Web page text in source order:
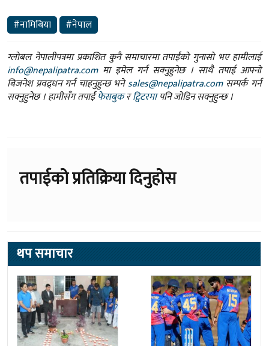
#नामिबिया
#नेपाल
ग्लोबल नेपालीपत्रमा प्रकाशित कुनै समाचारमा तपाईंको गुनासो भए हामीलाई
info@nepalipatra.comमा इमेल गर्न सक्नुहुनेछ । साथै तपाई आफ्नो
बिजनेश प्रवद्र्धन गर्न चाहनुहुन्छ भनेsales@nepalipatra.comसम्पर्क गर्न
सक्नुहुनेछ । हामीसँग तपाईंफेसबुकरट्विटरमापनि जोडिन सक्नुहुन्छ ।
तपाईको प्रतिक्रिया दिनुहोस
थप समाचार